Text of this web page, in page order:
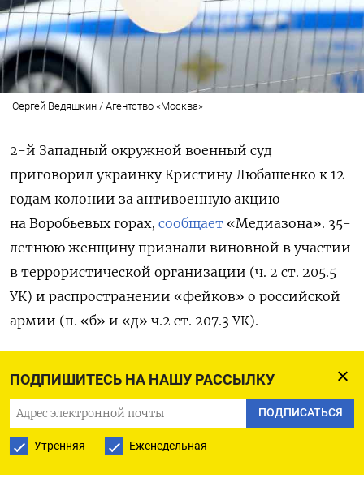
ПОДПИШИТЕСЬ НА НАШУ РАССЫЛКУ
ПОДПИСАТЬСЯ
Утренняя Еженедельная
Сергей Ведяшкин / Агентство «Москва»
2-й Западный окружной военный суд
приговорил украинку Кристину Любашенко к 12
годам колонии за антивоенную акцию
на Воробьевых горах, сообщает «Медиазона». 35-
летнюю женщину признали виновной в участии
в террористической организации (ч. 2 ст. 205.5
УК) и распространении «фейков» о российской
армии (п. «б» и «д» ч.2 ст. 207.3 УК).
поставила колонки на окно съемной квартиры
в подмосковном Долгопрудном, включив запись
с антивоенной речью и гимном Украины, после